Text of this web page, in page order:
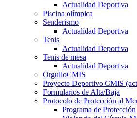
Actualidad Deportiva
Piscina olímpica
Senderismo
Actualidad Deportiva
Tenis
Actualidad Deportiva
Tenis de mesa
Actualidad Deportiva
OrgulloCMIS
Proyecto Deportivo CMIS
Formularios de Alta/Baja
Protocolo de Protección al
Programa de